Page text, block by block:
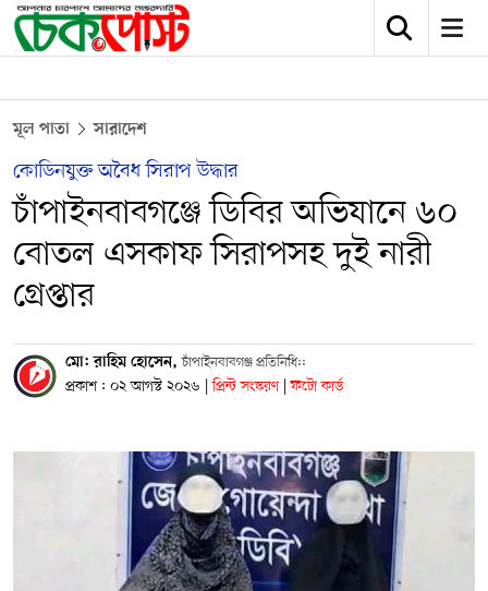
মূল পাতা সারাদেশ
কোডিনযুক্ত অবৈধ সিরাপ উদ্ধার
চাঁপাইনবাবগঞ্জে ডিবির অভিযানে ৬০
বোতল এসকাফ সিরাপসহ দুই নারী
গ্রেপ্তার
মো: রাহিম হোসেন,চাঁপাইনবাবগঞ্জ প্রতিনিধি::
প্রকাশ : ০২ আগস্ট ২০২৬ | প্রিন্ট সংস্করণ | ফটো কার্ড